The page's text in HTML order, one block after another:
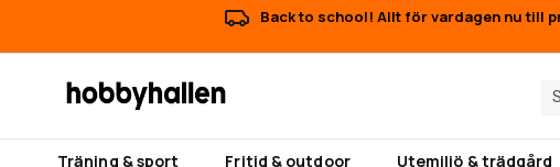
Back to school! Allt för vardagen nu till
Träning & sport Fritid & outdoor Utemiljö & trädgård